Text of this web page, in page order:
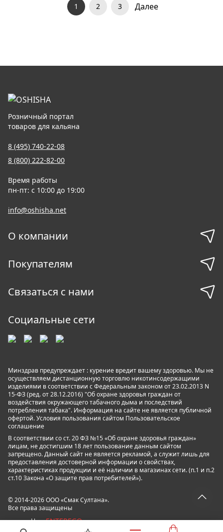
1 2 3 Далее
Розничный портал
товаров для кальяна
8 (495) 740-22-08
8 (800) 222-82-00
Время работы
пн-пт: с 10:00 до 19:00
info@oshisha.net
О компании
Покупателям
Связаться с нами
Социальные сети
Минздрав предупреждает : курение вредит вашему здоровью. Мы не
осуществляем дистанционную торговлю никотинсодержащими
изделиями в соответствии с Федеральным законом от 23.02.2013 N
15-ФЗ (ред. от 28.12.2016) "Об охране здоровья граждан от
воздействия окружающего табачного дыма и последствий
потребления табака". Информация на сайте не является публичной
офертой. Условия пользования сайтом Пользовательское
соглашение
В соответствии со ст. 20 ФЗ №15 «Об охране здоровья граждан»
лицам, не достигшим 18 лет пользование данным сайтом
запрещено. Данный сайт не является рекламой, а служит лишь для
предоставления достоверной информации о свойствах,
характеристиках продукции и её наличии в магазинах сети. (п.1 и п.2
ст.10 Закона «О защите прав потребителей»).
© 2014-2026 ООО «Смак Султана».
Все права защищены
powered by ENTEREGO